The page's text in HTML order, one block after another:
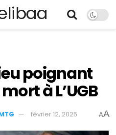
poignant
à L’UGB
février 12, 2025 AA